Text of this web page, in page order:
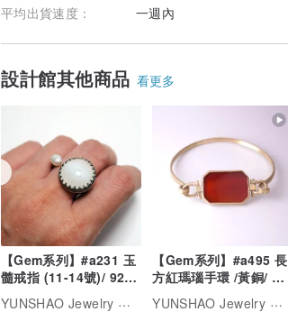
平均出貨速度：
一週內
設計館其他商品 看更多
【Gem系列】#a231 玉
髓戒指 (11-14號)/ 925
銀/ 手工禮物/ 客製化 YUNSHAO Jewelry 老歪金工創作室
【Gem系列】#a495 長
方紅瑪瑙手環 /黃銅/ 手
工銀飾
YUNSHAO Jewelry 老歪金工創作室